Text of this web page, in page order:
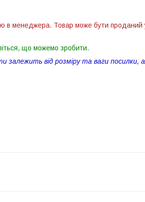
в менеджера. Товар може бути проданий
що можемо зробити.
залежить від розміру та ваги посилки,